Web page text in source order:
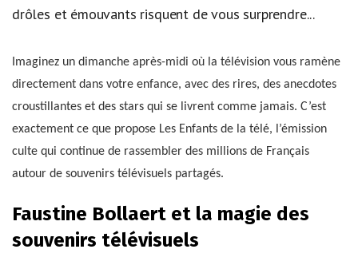
drôles et émouvants risquent de vous surprendre...
Imaginez un dimanche après-midi où la télévision vous ramène
directement dans votre enfance, avec des rires, des anecdotes
croustillantes et des stars qui se livrent comme jamais. C’est
exactement ce que propose Les Enfants de la télé, l’émission
culte qui continue de rassembler des millions de Français
autour de souvenirs télévisuels partagés.
Faustine Bollaert et la magie des
souvenirs télévisuels